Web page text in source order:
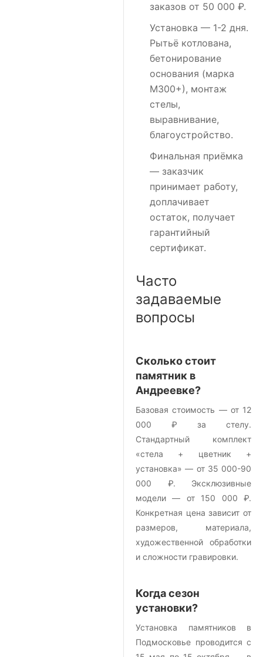
заказов от 50 000 ₽.
Установка — 1-2 дня.
Рытьё котлована,
бетонирование
основания (марка
М300+), монтаж
стелы,
выравнивание,
благоустройство.
Финальная приёмка
— заказчик
принимает работу,
доплачивает
остаток, получает
гарантийный
сертификат.
Часто
задаваемые
вопросы
Сколько стоит
памятник в
Андреевке?
Базовая стоимость — от 12
000 ₽ за стелу.
Стандартный комплект
«стела + цветник +
установка» — от 35 000-90
000 ₽. Эксклюзивные
модели — от 150 000 ₽.
Конкретная цена зависит от
размеров, материала,
художественной обработки
и сложности гравировки.
Когда сезон
установки?
Установка памятников в
Подмосковье проводится с